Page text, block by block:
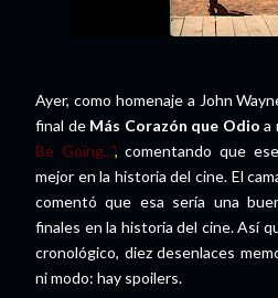
Ayer, como homenaje a John
final de Más Corazón que Odio a
Be Going...", comentando que
mejor en la historia del cine. El
comentó que esa sería una
finales en la historia del cine. Así
cronológico, diez desenlaces
ni modo: hay spoilers.